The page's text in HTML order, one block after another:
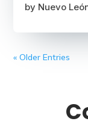
by Nuevo
« Older Entries